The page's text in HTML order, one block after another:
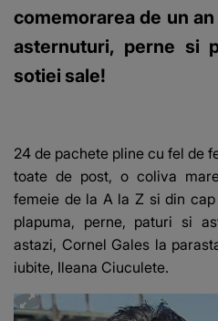
comemorarea de un
asternuturi, perne si
sotiei sale!
24 de pachete pline cu fel de
toate de post, o coliva
femeie de la A la Z si din
plapuma, perne, paturi si
astazi, Cornel Gales la
iubite, Ileana Ciuculete.